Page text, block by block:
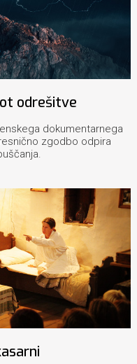
odrešitve
dokumentarnega
zgodbo odpira